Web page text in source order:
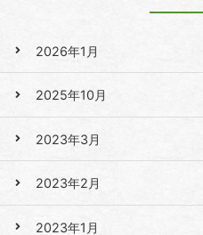
2026年1月
2025年10月
2023年3月
2023年2月
2023年1月